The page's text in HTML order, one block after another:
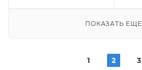
ПОКАЗАТЬ ЕЩЕ
1 2 3